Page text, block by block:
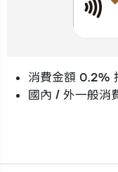
消費金額 0.2%
國內 / 外一般消